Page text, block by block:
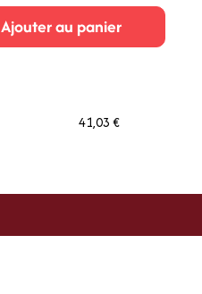
Ajouter au panier
41,03 €